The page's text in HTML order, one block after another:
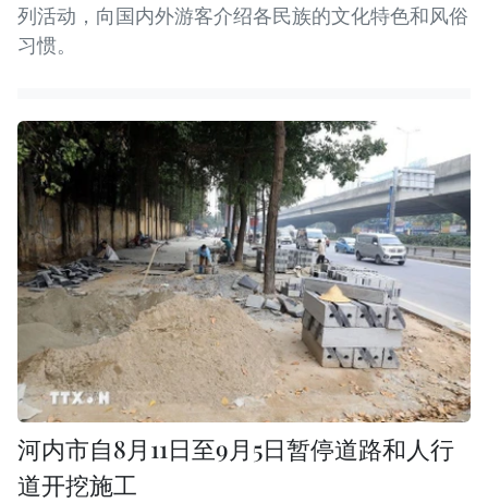
列活动，向国内外游客介绍各民族的文化特色和风俗
习惯。
河内市自8月11日至9月5日暂停道路和人行
道开挖施工